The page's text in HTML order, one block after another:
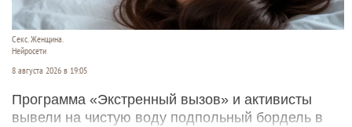
Секс. Женщина.
Нейросети
8 августа 2026 в 19:05
Программа «Экстренный вызов» и активисты
вывели на чистую воду подпольный бордель в